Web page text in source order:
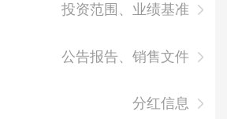
投资范围、业绩基准
公告报告、销售文件
分红信息